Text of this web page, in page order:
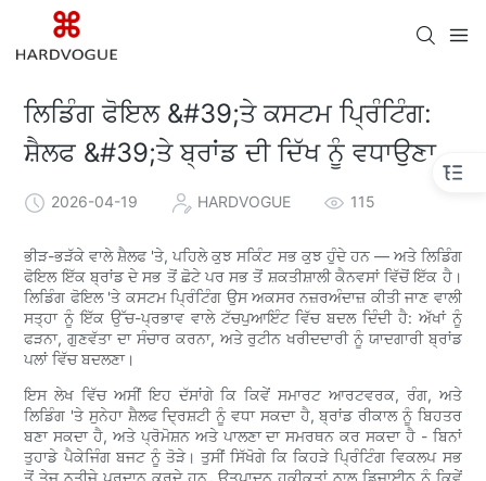
ਲਿਡਿੰਗ ਫੋਇਲ &#39;ਤੇ ਕਸਟਮ ਪ੍ਰਿੰਟਿੰਗ:
ਸ਼ੈਲਫ &#39;ਤੇ ਬ੍ਰਾਂਡ ਦੀ ਦਿੱਖ ਨੂੰ ਵਧਾਉਣਾ
2026-04-19 HARDVOGUE 115
ਭੀੜ-ਭੜੱਕੇ ਵਾਲੇ ਸ਼ੈਲਫ 'ਤੇ, ਪਹਿਲੇ ਕੁਝ ਸਕਿੰਟ ਸਭ ਕੁਝ ਹੁੰਦੇ ਹਨ — ਅਤੇ ਲਿਡਿੰਗ
ਫੋਇਲ ਇੱਕ ਬ੍ਰਾਂਡ ਦੇ ਸਭ ਤੋਂ ਛੋਟੇ ਪਰ ਸਭ ਤੋਂ ਸ਼ਕਤੀਸ਼ਾਲੀ ਕੈਨਵਸਾਂ ਵਿੱਚੋਂ ਇੱਕ ਹੈ।
ਲਿਡਿੰਗ ਫੋਇਲ 'ਤੇ ਕਸਟਮ ਪ੍ਰਿੰਟਿੰਗ ਉਸ ਅਕਸਰ ਨਜ਼ਰਅੰਦਾਜ਼ ਕੀਤੀ ਜਾਣ ਵਾਲੀ
ਸਤ੍ਹਾ ਨੂੰ ਇੱਕ ਉੱਚ-ਪ੍ਰਭਾਵ ਵਾਲੇ ਟੱਚਪੁਆਇੰਟ ਵਿੱਚ ਬਦਲ ਦਿੰਦੀ ਹੈ: ਅੱਖਾਂ ਨੂੰ
ਫੜਨਾ, ਗੁਣਵੱਤਾ ਦਾ ਸੰਚਾਰ ਕਰਨਾ, ਅਤੇ ਰੁਟੀਨ ਖਰੀਦਦਾਰੀ ਨੂੰ ਯਾਦਗਾਰੀ ਬ੍ਰਾਂਡ
ਪਲਾਂ ਵਿੱਚ ਬਦਲਣਾ।
ਇਸ ਲੇਖ ਵਿੱਚ ਅਸੀਂ ਇਹ ਦੱਸਾਂਗੇ ਕਿ ਕਿਵੇਂ ਸਮਾਰਟ ਆਰਟਵਰਕ, ਰੰਗ, ਅਤੇ
ਲਿਡਿੰਗ 'ਤੇ ਸੁਨੇਹਾ ਸ਼ੈਲਫ ਦ੍ਰਿਸ਼ਟੀ ਨੂੰ ਵਧਾ ਸਕਦਾ ਹੈ, ਬ੍ਰਾਂਡ ਰੀਕਾਲ ਨੂੰ ਬਿਹਤਰ
ਬਣਾ ਸਕਦਾ ਹੈ, ਅਤੇ ਪ੍ਰੋਮੋਸ਼ਨ ਅਤੇ ਪਾਲਣਾ ਦਾ ਸਮਰਥਨ ਕਰ ਸਕਦਾ ਹੈ - ਬਿਨਾਂ
ਤੁਹਾਡੇ ਪੈਕੇਜਿੰਗ ਬਜਟ ਨੂੰ ਤੋੜੇ। ਤੁਸੀਂ ਸਿੱਖੋਗੇ ਕਿ ਕਿਹੜੇ ਪ੍ਰਿੰਟਿੰਗ ਵਿਕਲਪ ਸਭ
ਤੋਂ ਤੇਜ਼ ਨਤੀਜੇ ਪ੍ਰਦਾਨ ਕਰਦੇ ਹਨ, ਉਤਪਾਦਨ ਹਕੀਕਤਾਂ ਨਾਲ ਡਿਜ਼ਾਈਨ ਨੂੰ ਕਿਵੇਂ